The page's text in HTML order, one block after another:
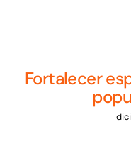
Fortalecer